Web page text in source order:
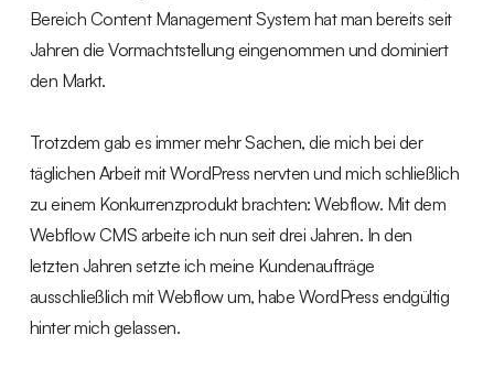
Bereich Content Management System hat man bereits seit
Jahren die Vormachtstellung eingenommen und dominiert
den Markt.
Trotzdem gab es immer mehr Sachen, die mich bei der
täglichen Arbeit mit WordPress nervten und mich schließlich
zu einem Konkurrenzprodukt brachten: Webflow. Mit dem
Webflow CMS arbeite ich nun seit drei Jahren. In den
letzten Jahren setzte ich meine Kundenaufträge
ausschließlich mit Webflow um, habe WordPress endgültig
hinter mich gelassen.